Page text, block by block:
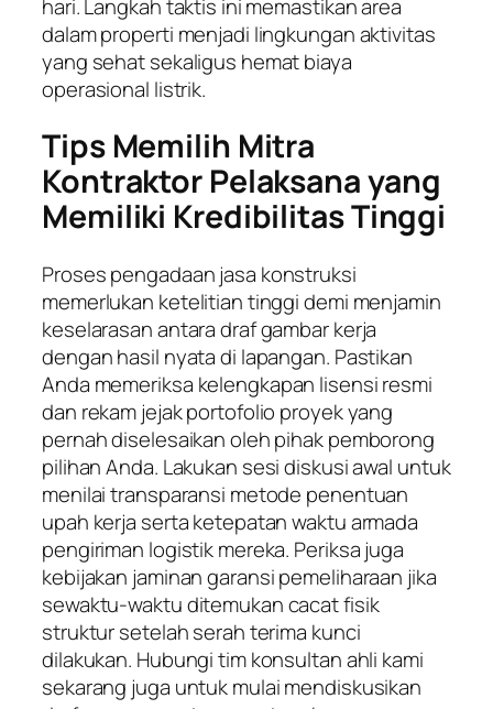
hari. Langkah taktis ini memastikan area
dalam properti menjadi lingkungan aktivitas
yang sehat sekaligus hemat biaya
operasional listrik.
Tips Memilih Mitra
Kontraktor Pelaksana yang
Memiliki Kredibilitas Tinggi
Proses pengadaan jasa konstruksi
memerlukan ketelitian tinggi demi menjamin
keselarasan antara draf gambar kerja
dengan hasil nyata di lapangan. Pastikan
Anda memeriksa kelengkapan lisensi resmi
dan rekam jejak portofolio proyek yang
pernah diselesaikan oleh pihak pemborong
pilihan Anda. Lakukan sesi diskusi awal untuk
menilai transparansi metode penentuan
upah kerja serta ketepatan waktu armada
pengiriman logistik mereka. Periksa juga
kebijakan jaminan garansi pemeliharaan jika
sewaktu-waktu ditemukan cacat fisik
struktur setelah serah terima kunci
dilakukan. Hubungi tim konsultan ahli kami
sekarang juga untuk mulai mendiskusikan